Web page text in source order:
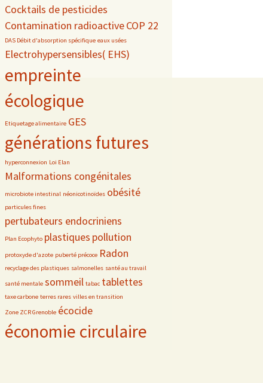
Cocktails de pesticides
Contamination radioactiveCOP 22
DAS Débit d'absorption spécifique eaux usées
Electrohypersensibles( EHS)
empreinte
écologique
Etiquetage alimentaire GES
générations futures
hyperconnexion Loi Elan
Malformations congénitales
microbiote intestinal néonicotinoïdes obésité
particules fines
pertubateurs endocriniens
Plan Ecophyto plastiques pollution
protoxyde d'azote puberté précoce Radon
recyclage des plastiques salmonelles santé au travail
santé mentale sommeil tabac tablettes
taxe carbone terres rares villes en transition
Zone ZCR Grenoble écocide
économie circulaire